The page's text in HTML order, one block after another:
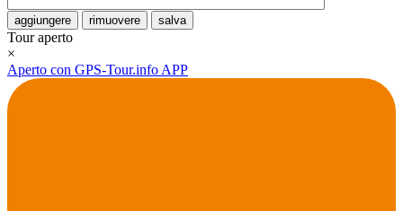
aggiungere rimuovere salva
Tour aperto
×
Aperto con GPS-Tour.info APP